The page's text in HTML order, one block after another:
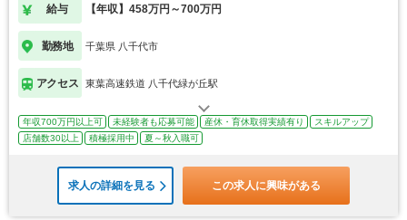
給与 【年収】458万円～700万円
勤務地 千葉県 八千代市
アクセス 東葉高速鉄道 八千代緑が丘駅
年収700万円以上可 未経験者も応募可能 産休・育休取得実績有り
スキルアップ
店舗数30以上
積極採用中 夏～秋入職可
求人の詳細を見る この求人に興味がある